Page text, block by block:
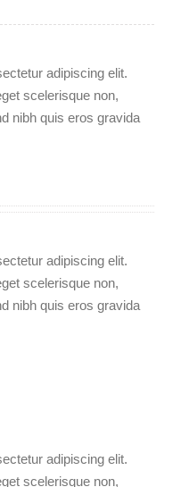
adipiscing elit.
scelerisque non,
nibh quis eros gravida
adipiscing elit.
scelerisque non,
nibh quis eros gravida
adipiscing elit.
scelerisque non,